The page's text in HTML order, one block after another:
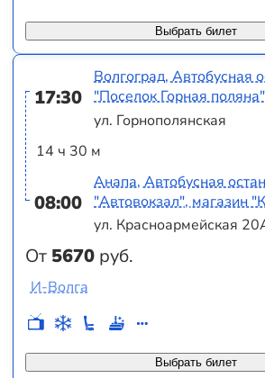
Выбрать билет
17:30
14 ч 30 м
08:00
От 5670 руб.
Волгоград, Автобусная
"Поселок Горная
ул. Горнополянская
Анапа, Автобусная
"Автовокзал", магазин
ул. Красноармейская
Выбрать билет
И-Волга